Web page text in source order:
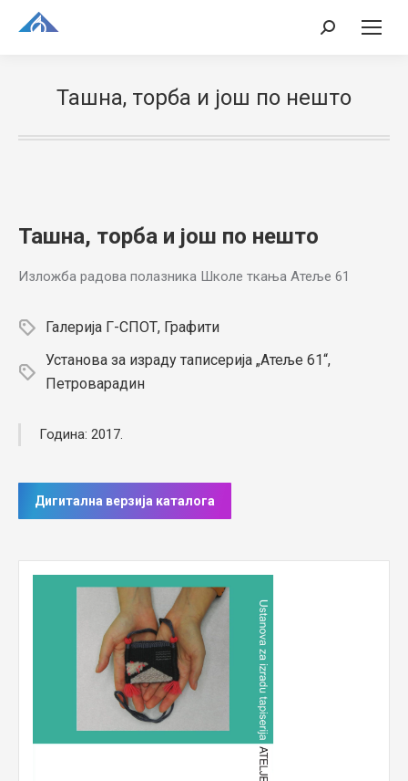
Search:
Ташна, торба и још по нешто
Ташна, торба и још по нешто
Изложба радова полазника Школе ткања Атеље 61
Галерија Г-СПОТ, Графити
Установа за израду таписерија „Атеље 61“,
Петроварадин
Година: 2017.
Дигитална верзија каталога